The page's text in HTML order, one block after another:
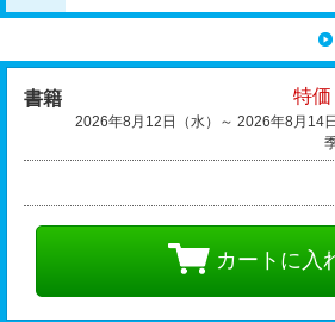
書籍 特価
2026年8月12日（水）～ 2026年8月14
カートに入